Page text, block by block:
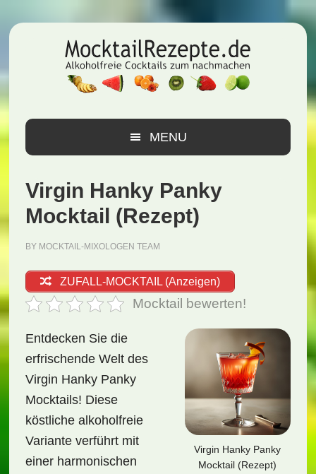
Hauptnavigation
Inhalt
Seitenspalte
MENU
Virgin Hanky Panky
Mocktail (Rezept)
BY MOCKTAIL-MIXOLOGEN TEAM
ZUFALL-MOCKTAIL (Anzeigen)
Mocktail bewerten!
Virgin Hanky Panky
Mocktail (Rezept)
Entdecken Sie die
erfrischende Welt des
Virgin Hanky Panky
Mocktails! Diese
köstliche alkoholfreie
Variante verführt mit
einer harmonischen